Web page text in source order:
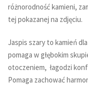
różnorodność kamieni,
tej pokazanej na zdjęciu.
Jaspis szary to kamień
pomaga w głębokim
otoczeniem, łagodzi
Pomaga zachować